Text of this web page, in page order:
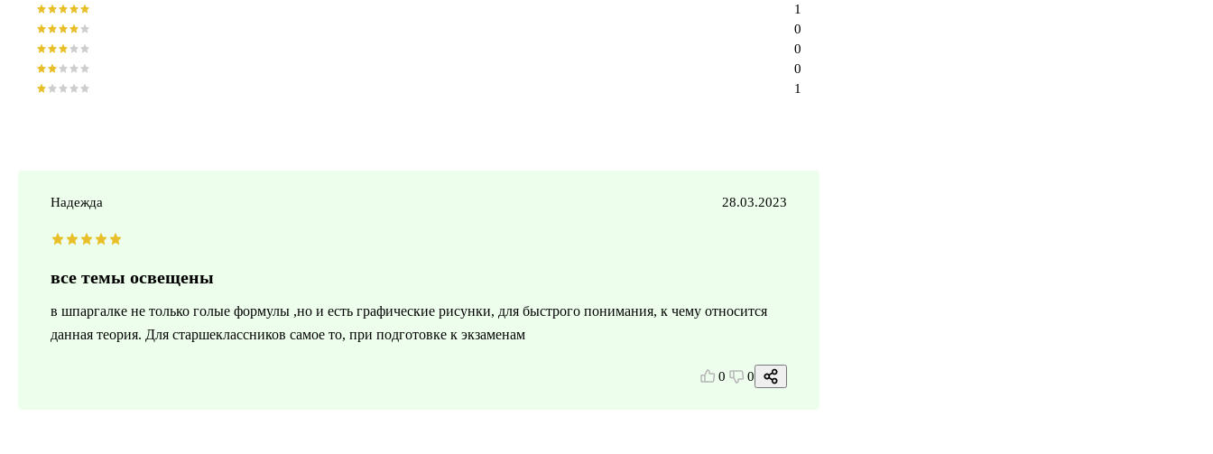
1
0
0
0
1
Надежда 28.03.2023
все темы освещены
в шпаргалке не только голые формулы ,но и есть графические рисунки, для быстрого понимания, к чему относится
данная теория. Для старшеклассников самое то, при подготовке к экзаменам
0 0